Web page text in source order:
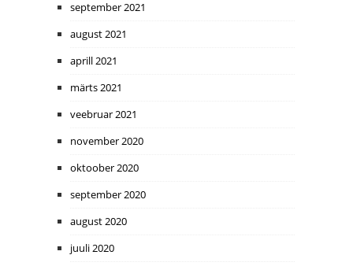
september 2021
august 2021
aprill 2021
märts 2021
veebruar 2021
november 2020
oktoober 2020
september 2020
august 2020
juuli 2020